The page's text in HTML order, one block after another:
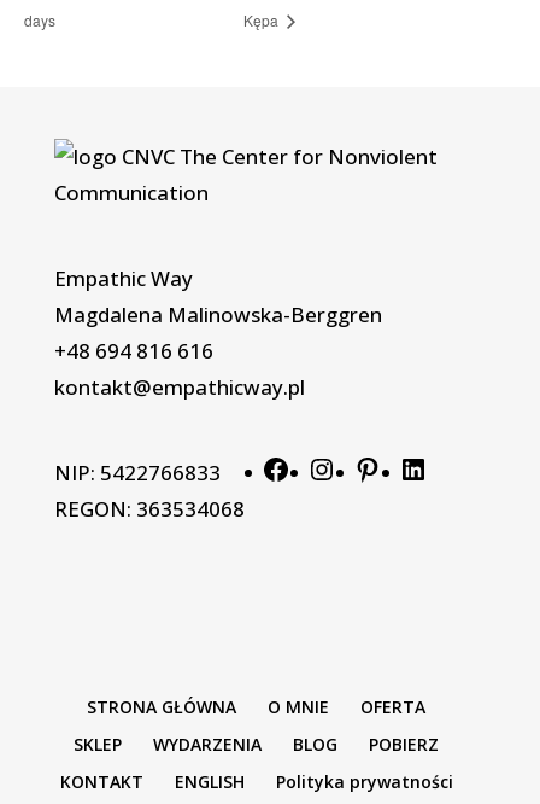
days
Kępa
Empathic Way
Magdalena Malinowska-Berggren
+48 694 816 616
kontakt@empathicway.pl
NIP: 5422766833
REGON: 363534068
Facebook
Instagram
Pinterest
LinkedIn
STRONA GŁÓWNA O MNIE
OFERTA
SKLEP
WYDARZENIA BLOG
POBIERZ
KONTAKT
ENGLISH Polityka prywatności